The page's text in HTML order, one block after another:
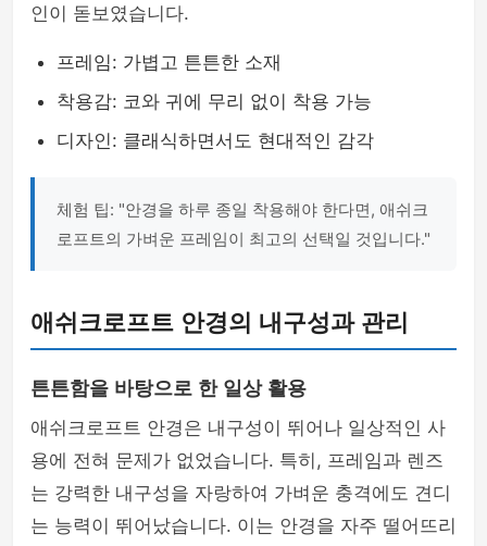
인이 돋보였습니다.
프레임: 가볍고 튼튼한 소재
착용감: 코와 귀에 무리 없이 착용 가능
디자인: 클래식하면서도 현대적인 감각
체험 팁: "안경을 하루 종일 착용해야 한다면, 애쉬크
로프트의 가벼운 프레임이 최고의 선택일 것입니다."
애쉬크로프트 안경의 내구성과 관리
튼튼함을 바탕으로 한 일상 활용
애쉬크로프트 안경은 내구성이 뛰어나 일상적인 사
용에 전혀 문제가 없었습니다. 특히, 프레임과 렌즈
는 강력한 내구성을 자랑하여 가벼운 충격에도 견디
는 능력이 뛰어났습니다. 이는 안경을 자주 떨어뜨리